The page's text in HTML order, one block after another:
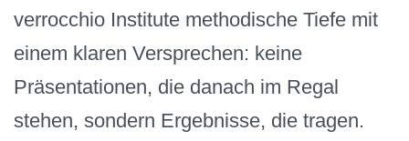
verrocchio Institute methodische Tiefe mit
einem klaren Versprechen: keine
Präsentationen, die danach im Regal
stehen, sondern Ergebnisse, die tragen.